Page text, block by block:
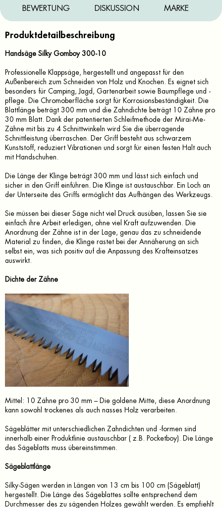
BEWERTUNG DISKUSSION MARKE
Produktdetailbeschreibung
Handsäge Silky Gomboy 300-10
Professionelle Klappsäge, hergestellt und angepasst für den
Außenbereich zum Schneiden von Holz und Knochen. Es eignet sich
besonders für Camping, Jagd, Gartenarbeit sowie Baumpflege und -
pflege. Die Chromoberfläche sorgt für Korrosionsbeständigkeit. Die
Blattlänge beträgt 300 mm und die Zahndichte beträgt 10 Zähne pro
30 mm Blatt. Dank der patentierten Schleifmethode der Mirai-Me-
Zähne mit bis zu 4 Schnittwinkeln wird Sie die überragende
Schnittleistung überraschen. Der Griff besteht aus schwarzem
Kunststoff, reduziert Vibrationen und sorgt für einen festen Halt auch
mit Handschuhen.
Die Länge der Klinge beträgt 300 mm und lässt sich einfach und
sicher in den Griff einführen. Die Klinge ist austauschbar. Ein Loch an
der Unterseite des Griffs ermöglicht das Aufhängen des Werkzeugs.
Sie müssen bei dieser Säge nicht viel Druck ausüben, lassen Sie sie
einfach ihre Arbeit erledigen, ohne viel Kraft aufzuwenden. Die
Anordnung der Zähne ist in der Lage, genau das zu schneidende
Material zu finden, die Klinge rastet bei der Annäherung an sich
selbst ein, was sich positiv auf die Anpassung des Krafteinsatzes
auswirkt.
Dichte der Zähne
Mittel: 10 Zähne pro 30 mm – Die goldene Mitte, diese Anordnung
kann sowohl trockenes als auch nasses Holz verarbeiten.
Sägeblätter mit unterschiedlichen Zahndichten und -formen sind
innerhalb einer Produktlinie austauschbar ( z.B. Pocketboy). Die Länge
des Sägeblatts muss übereinstimmen.
Sägeblattlänge
Silky-Sägen werden in Längen von 13 cm bis 100 cm (Sägeblatt)
hergestellt. Die Länge des Sägeblattes sollte entsprechend dem
Durchmesser des zu sägenden Holzes gewählt werden. Es empfiehlt